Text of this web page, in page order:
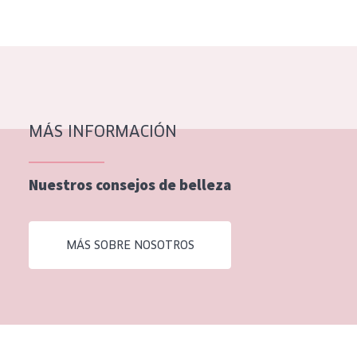
Piel madura
Piel menopáusica
EDAD
MÁS INFORMACIÓN
Nuestros consejos de belleza
MÁS SOBRE NOSOTROS